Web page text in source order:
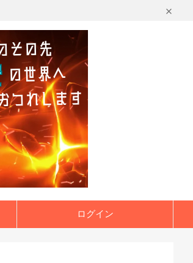
ログイン